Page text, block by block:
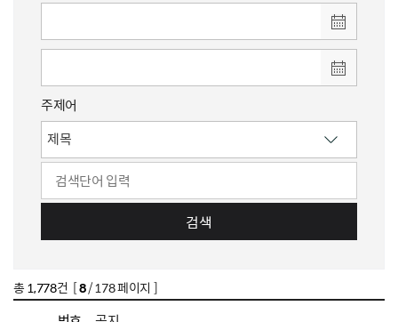
주제어
검색
총 1,778건 [8/ 178 페이지 ]